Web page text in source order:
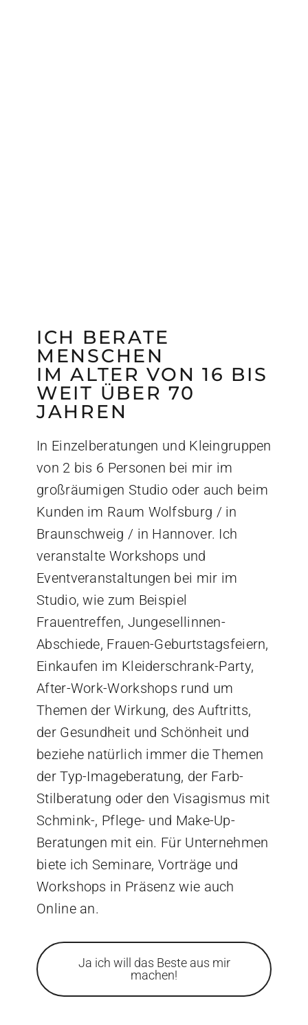
ICH BERATE
MENSCHEN
IM ALTER VON 16 BIS
WEIT ÜBER 70
JAHREN
In Einzelberatungen und Kleingruppen
von 2 bis 6 Personen bei mir im
großräumigen Studio oder auch beim
Kunden im Raum Wolfsburg / in
Braunschweig / in Hannover. Ich
veranstalte Workshops und
Eventveranstaltungen bei mir im
Studio, wie zum Beispiel
Frauentreffen, Jungesellinnen-
Abschiede, Frauen-Geburtstagsfeiern,
Einkaufen im Kleiderschrank-Party,
After-Work-Workshops rund um
Themen der Wirkung, des Auftritts,
der Gesundheit und Schönheit und
beziehe natürlich immer die Themen
der Typ-Imageberatung, der Farb-
Stilberatung oder den Visagismus mit
Schmink-, Pflege- und Make-Up-
Beratungen mit ein. Für Unternehmen
biete ich Seminare, Vorträge und
Workshops in Präsenz wie auch
Online an.
Ja ich will das Beste aus mir
machen!